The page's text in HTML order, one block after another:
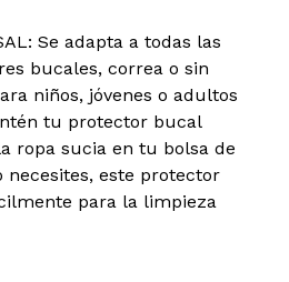
Se adapta a todas las
bucales, correa o sin
niños, jóvenes o adultos
tu protector bucal
ropa sucia en tu bolsa de
necesites, este protector
para la limpieza